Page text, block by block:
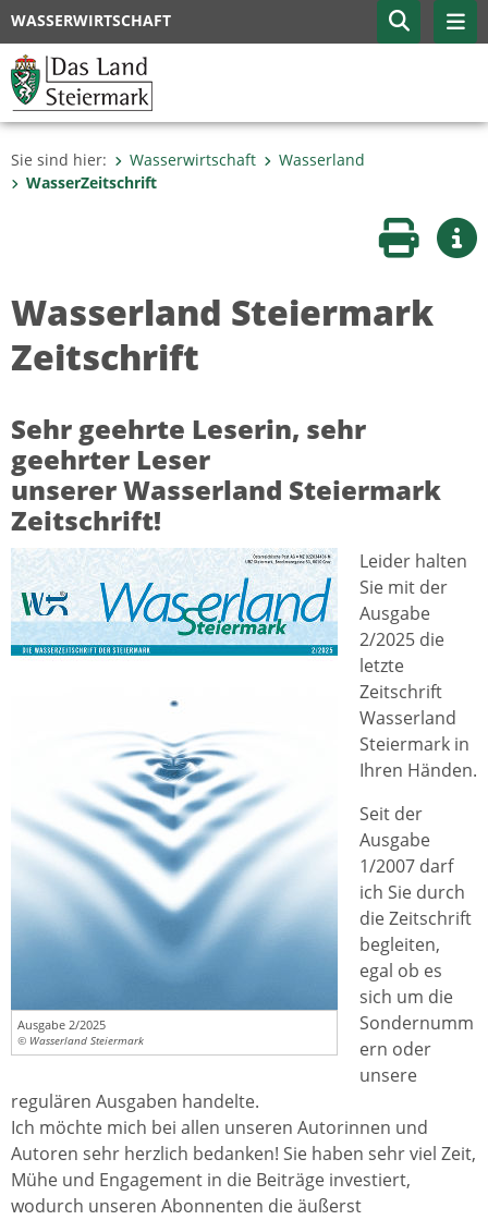
WASSERWIRTSCHAFT
Sie sind hier: Wasserwirtschaft
Wasserland
WasserZeitschrift
Seite
Wasserland Steiermark
Zeitschrift
Sehr geehrte Leserin, sehr
geehrter Leser
unserer Wasserland Steiermark
Zeitschrift!
Ausgabe 2/2025
© Wasserland Steiermark
Leider halten
Sie mit der
Ausgabe
2/2025 die
letzte
Zeitschrift
Wasserland
Steiermark in
Ihren Händen.
Seit der
Ausgabe
1/2007 darf
ich Sie durch
die Zeitschrift
begleiten,
egal ob es
sich um die
Sondernumm
ern oder
unsere
regulären Ausgaben handelte.
Ich möchte mich bei allen unseren Autorinnen und
Autoren sehr herzlich bedanken! Sie haben sehr viel Zeit,
Mühe und Engagement in die Beiträge investiert,
wodurch unseren Abonnenten die äußerst